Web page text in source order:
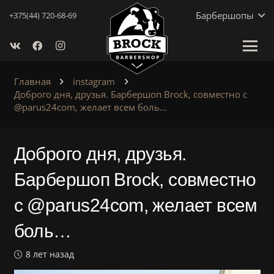
+375(44) 720-68-69 Барбершопы
Главная
instagram
Доброго дня, друзья. Барбершоп Brock, совместно с
@parus24com, желает всем боль…
Доброго дня, друзья.
Барбершоп Brock, совместно
с @parus24com, желает всем
боль…
8 лет назад